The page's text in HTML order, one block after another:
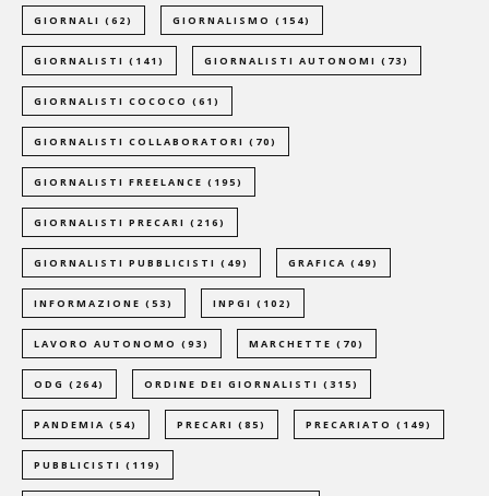
GIORNALI (62) GIORNALISMO (154)
GIORNALISTI (141) GIORNALISTI AUTONOMI (73)
GIORNALISTI COCOCO (61)
GIORNALISTI COLLABORATORI (70)
GIORNALISTI FREELANCE (195)
GIORNALISTI PRECARI (216)
GIORNALISTI PUBBLICISTI (49) GRAFICA (49)
INFORMAZIONE (53) INPGI (102)
LAVORO AUTONOMO (93) MARCHETTE (70)
ODG (264) ORDINE DEI GIORNALISTI (315)
PANDEMIA (54) PRECARI (85) PRECARIATO (149)
PUBBLICISTI (119)